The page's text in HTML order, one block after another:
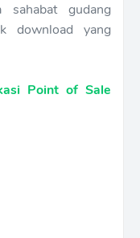
sahabat gudang
download yang
Point of Sale